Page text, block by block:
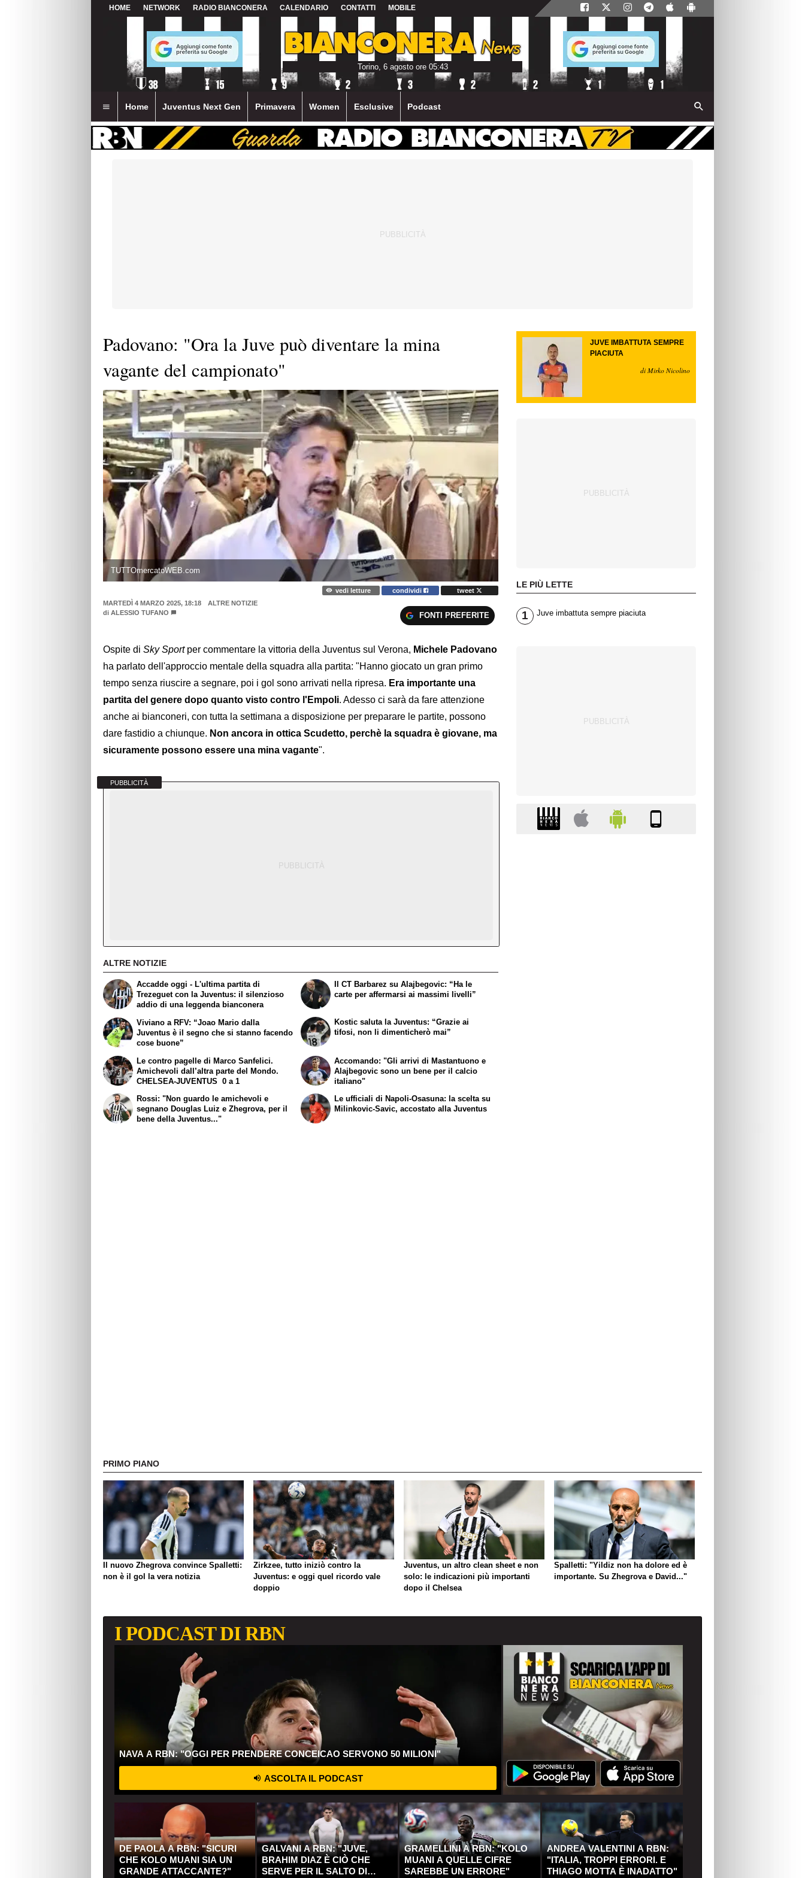
HOME NETWORK RADIO BIANCONERA CALENDARIO CONTATTI MOBILE
Torino, 6 agosto ore 05:43
Home Juventus Next Gen Primavera Women Esclusive Podcast
Padovano: "Ora la Juve può diventare la mina
vagante del campionato"
TUTTOmercatoWEB.com
vedi letture condividi
tweet
MARTEDÌ 4 MARZO 2025, 18:18
ALTRE NOTIZIE
di ALESSIO TUFANO FONTI PREFERITE
Ospite di Sky Sportper commentare la vittoria della Juventus sul Verona, Michele Padovano
ha parlato dell'approccio mentale della squadra alla partita: "Hanno giocato un gran primo
tempo senza riuscire a segnare, poi i gol sono arrivati nella ripresa. Era importante una
partita del genere dopo quanto visto contro l'Empoli. Adesso ci sarà da fare attenzione
anche ai bianconeri, con tutta la settimana a disposizione per preparare le partite, possono
dare fastidio a chiunque. Non ancora in ottica Scudetto, perchè la squadra è giovane, ma
sicuramente possono essere una mina vagante".
PUBBLICITÀ
ALTRE NOTIZIE
Accadde oggi - L'ultima partita di
Trezeguet con la Juventus: il silenzioso
addio di una leggenda bianconera
Viviano a RFV: “Joao Mario dalla
Juventus è il segno che si stanno facendo
cose buone”
Il CT Barbarez su Alajbegovic: “Ha le
carte per affermarsi ai massimi livelli”
Kostic saluta la Juventus: “Grazie ai
tifosi, non li dimenticherò mai”
Le contro pagelle di Marco Sanfelici.
Amichevoli dall’altra parte del Mondo.
CHELSEA-JUVENTUS 0 a 1
Rossi: "Non guardo le amichevoli e
segnano Douglas Luiz e Zhegrova, per il
bene della Juventus..."
Accomando: "Gli arrivi di Mastantuono e
Alajbegovic sono un bene per il calcio
italiano"
Le ufficiali di Napoli-Osasuna: la scelta su
Milinkovic-Savic, accostato alla Juventus
JUVE IMBATTUTA SEMPRE
PIACIUTA
di Mirko Nicolino
LE PIÙ LETTE
1 Juve imbattuta sempre piaciuta
PRIMO PIANO
Il nuovo Zhegrova convince Spalletti:
non è il gol la vera notizia
Zirkzee, tutto iniziò contro la
Juventus: e oggi quel ricordo vale
doppio
Juventus, un altro clean sheet e non
solo: le indicazioni più importanti
dopo il Chelsea
Spalletti: "Yildiz non ha dolore ed è
importante. Su Zhegrova e David..."
I PODCAST DI RBN
NAVA A RBN: "OGGI PER PRENDERE CONCEICAO SERVONO 50 MILIONI"
ASCOLTA IL PODCAST
DE PAOLA A RBN: "SICURI
CHE KOLO MUANI SIA UN
GRANDE ATTACCANTE?"
GALVANI A RBN: "JUVE,
BRAHIM DIAZ È CIÒ CHE
SERVE PER IL SALTO DI
GRAMELLINI A RBN: "KOLO
MUANI A QUELLE CIFRE
SAREBBE UN ERRORE"
ANDREA VALENTINI A RBN:
"ITALIA, TROPPI ERRORI. E
THIAGO MOTTA È INADATTO"